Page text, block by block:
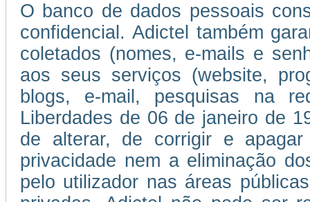
O banco de dados pessoais
confidencial. Adictel também
coletados (nomes, e-mails e
aos seus serviços (website,
blogs, e-mail, pesquisas na
Liberdades de 06 de janeiro de
de alterar, de corrigir e
privacidade nem a eliminação
pelo utilizador nas áreas